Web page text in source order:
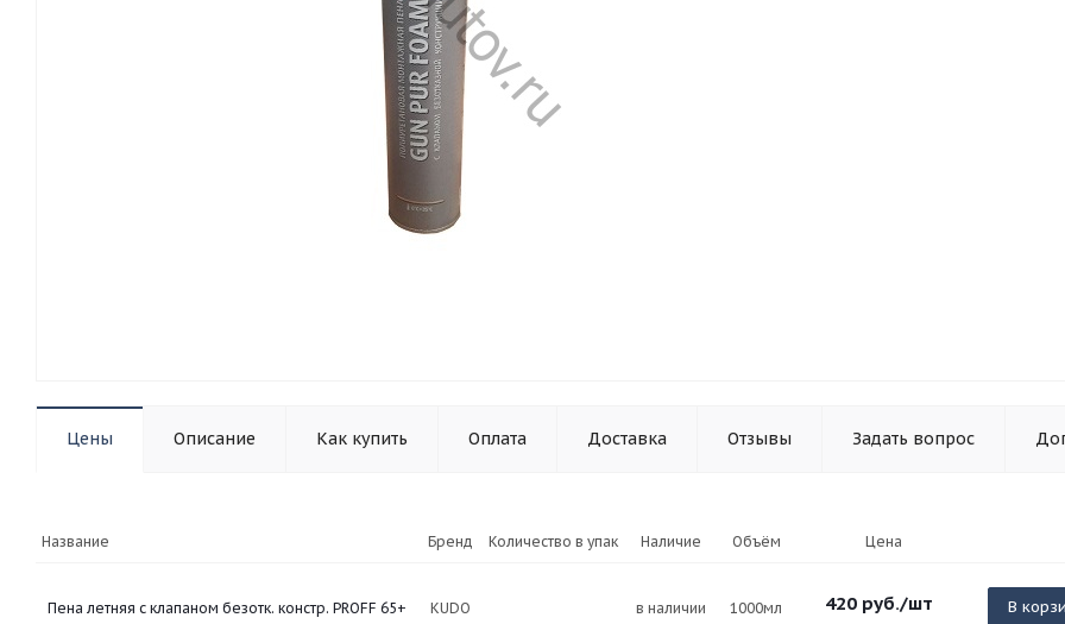
Цены Описание Как купить Оплата Доставка Отзывы Задать вопрос
Название Бренд Количество в упак Наличие Объём Цена
Пена летняя с клапаном безотк. констр. PROFF 65+ KUDO в наличии 1000мл 420 руб./шт В